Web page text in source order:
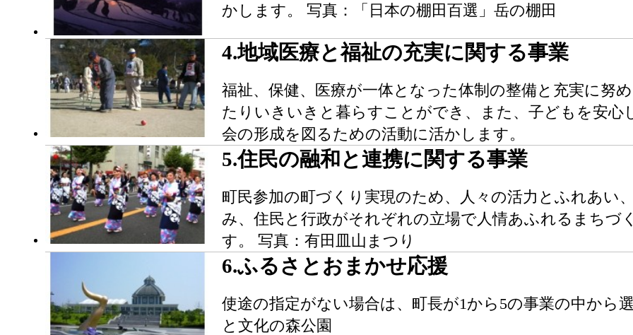
かします。 写真：「日本の棚田百選」岳の棚田
4.地域医療と福祉の充実に関する事業
福祉、保健、医療が一体となった体制の整備と充実に努
たりいきいきと暮らすことができ、また、子どもを安心
会の形成を図るための活動に活かします。
5.住民の融和と連携に関する事業
町民参加の町づくり実現のため、人々の活力とふれあい
み、住民と行政がそれぞれの立場で人情あふれるまちづ
す。 写真：有田皿山まつり
6.ふるさとおまかせ応援
使途の指定がない場合は、町長が1から5の事業の中から
と文化の森公園